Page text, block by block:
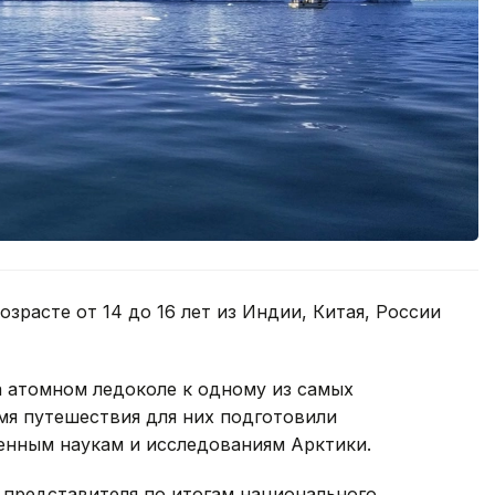
от 14 до 16 лет из Индии, Китая, России
атомном ледоколе к одному из самых
путешествия для них подготовили
наукам и исследованиям Арктики.